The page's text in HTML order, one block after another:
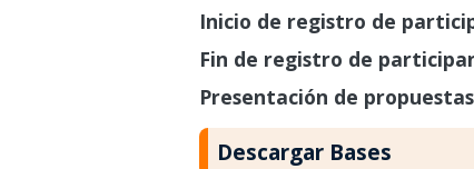
Inicio de registro de
Fin de registro de
Presentación de
Descargar Bases